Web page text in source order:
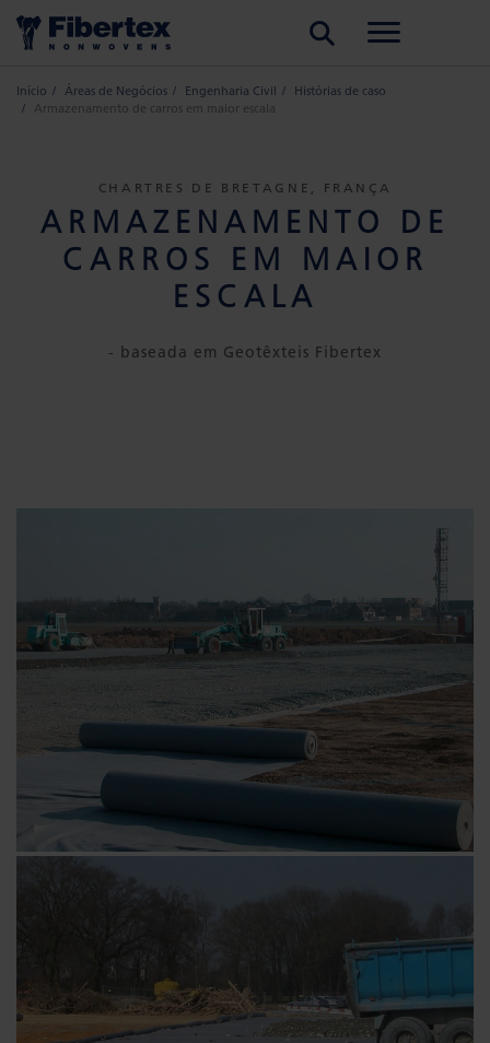
Início Áreas de Negócios Engenharia Civil
Histórias de caso
Armazenamento de carros em maior escala
CHARTRES DE BRETAGNE, FRANÇA
ARMAZENAMENTO DE
CARROS EM MAIOR
ESCALA
- baseada em Geotêxteis Fibertex